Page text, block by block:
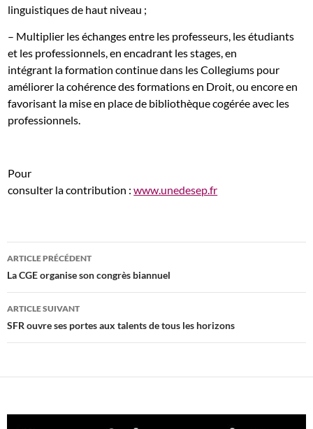
linguistiques de haut niveau ;
– Multiplier les échanges entre les professeurs, les étudiants
et les professionnels, en encadrant les stages, en
intégrant la formation continue dans les Collegiums pour
améliorer la cohérence des formations en Droit, ou encore en
favorisant la mise en place de bibliothèque cogérée avec les
professionnels.
Pour
consulter la contribution :www.unedesep.fr
Navigation
des
articles
ARTICLE PRÉCÉDENT
La CGE organise son congrès biannuel
ARTICLE SUIVANT
SFR ouvre ses portes aux talents de tous les horizons